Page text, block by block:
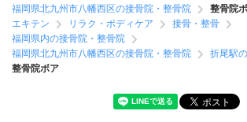
福岡県北九州市八幡西区の接骨院・整骨院
整骨院
エキテン
リラク・ボディケア
接骨・整骨
福岡県内の接骨院・整骨院
福岡県北九州市八幡西区の接骨院・整骨院
折尾駅
整骨院ボア